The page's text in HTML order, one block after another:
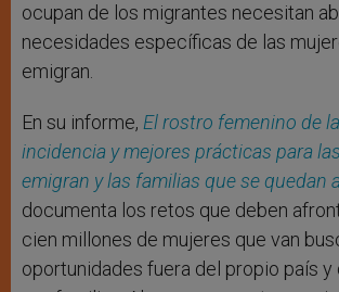
ocupan de los migrantes necesitan
necesidades específicas de las
emigran.
En su informe, El rostro femenino de
incidencia y mejores prácticas para
emigran y las familias que se quedan
documenta los retos que deben
cien millones de mujeres que van
oportunidades fuera del propio país y